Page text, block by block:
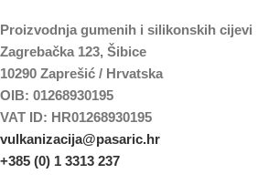
Proizvodnja gumenih i silikonskih cijevi
Zagrebačka 123, Šibice
10290 Zaprešić / Hrvatska
OIB: 01268930195
VAT ID: HR01268930195
vulkanizacija@pasaric.hr
+385 (0) 1 3313 237